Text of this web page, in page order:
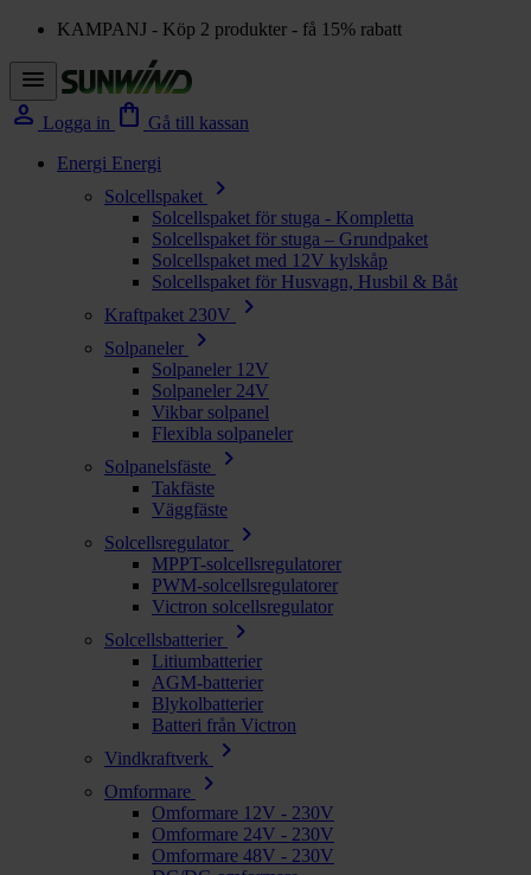
KAMPANJ - Köp 2 produkter - få 15% rabatt
menu
person Logga in shopping_bag Gå till kassan
Energi Energi
Solcellspaket
chevron_right
Solcellspaket för stuga - Kompletta
Solcellspaket för stuga – Grundpaket
Solcellspaket med 12V kylskåp
Solcellspaket för Husvagn, Husbil & Båt
Kraftpaket 230V
chevron_right
Solpaneler chevron_right
Solpaneler 12V
Solpaneler 24V
Vikbar solpanel
Flexibla solpaneler
Solpanelsfäste
chevron_right
Takfäste
Väggfäste
Solcellsregulator
chevron_right
MPPT-solcellsregulatorer
PWM-solcellsregulatorer
Victron solcellsregulator
Solcellsbatterier
chevron_right
Litiumbatterier
AGM-batterier
Blykolbatterier
Batteri från Victron
Vindkraftverk
chevron_right
Omformare chevron_right
Omformare 12V - 230V
Omformare 24V - 230V
Omformare 48V - 230V